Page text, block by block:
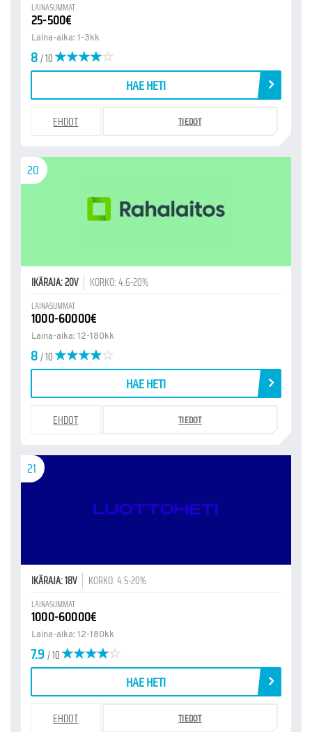
LAINASUMMAT
25-500€
Laina-aika: 1-3kk
8/ 10
HAE HETI
EHDOT TIEDOT
20
IKÄRAJA: 20V KORKO: 4.6-20%
LAINASUMMAT
1000-60000€
Laina-aika: 12-180kk
8/ 10
HAE HETI
EHDOT TIEDOT
21
IKÄRAJA: 18V KORKO: 4.5-20%
LAINASUMMAT
1000-60000€
Laina-aika: 12-180kk
7.9/ 10
HAE HETI
EHDOT TIEDOT